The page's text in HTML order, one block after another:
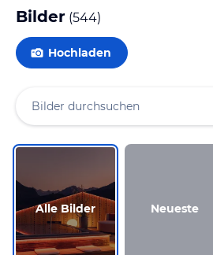
Bilder (544)
Hochladen
Alle Bilder Neueste